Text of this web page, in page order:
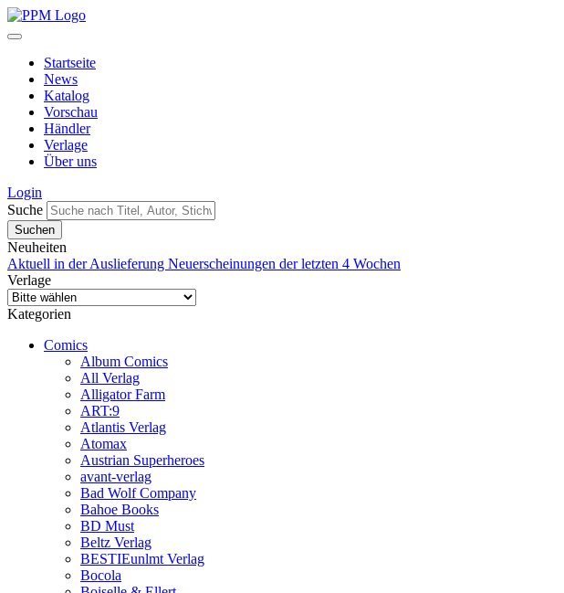
Startseite
News
Katalog
Vorschau
Händler
Verlage
Über uns
Login
Suche
Neuheiten
Aktuell in der Auslieferung Neuerscheinungen der letzten 4 Wochen
Verlage
Kategorien
Comics
Album Comics
All Verlag
Alligator Farm
ART:9
Atlantis Verlag
Atomax
Austrian Superheroes
avant-verlag
Bad Wolf Company
Bahoe Books
BD Must
Beltz Verlag
BESTIEunlmt Verlag
Bocola